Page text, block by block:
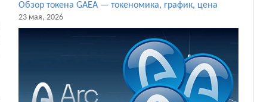
Обзор токена GAEA — токеномика, график, цена
23 мая, 2026